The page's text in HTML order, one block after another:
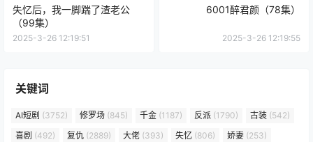
失忆后，我一脚踹了渣老公
（99集）
2025-3-26 12:19:51
6001醉君颜（78集）
2025-3-26 12:19:55
关键词
AI短剧 (3752) 修罗场 (845) 千金 (1187) 反派 (1790) 古装 (542)
喜剧 (492) 复仇 (2889) 大佬 (393) 失忆 (806) 娇妻 (253)